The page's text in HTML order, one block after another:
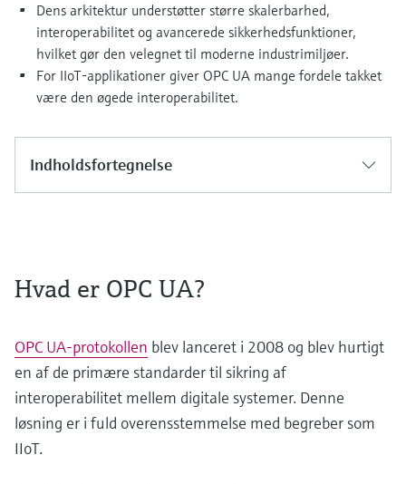
Dens arkitektur understøtter større skalerbarhed,
interoperabilitet og avancerede sikkerhedsfunktioner,
hvilket gør den velegnet til moderne industrimiljøer.
For IIoT-applikationer giver OPC UA mange fordele takket
være den øgede interoperabilitet.
Indholdsfortegnelse
Hvad er OPC UA?
OPC UA-protokollen blev lanceret i 2008 og blev hurtigt
en af de primære standarder til sikring af
interoperabilitet mellem digitale systemer. Denne
løsning er i fuld overensstemmelse med begreber som
IIoT.